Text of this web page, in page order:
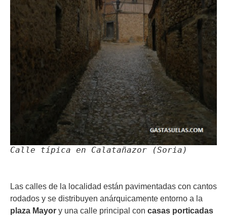
Calle típica en Calatañazor (Soria)
Las calles de la localidad están pavimentadas con cantos
rodados y se distribuyen anárquicamente entorno a la
plaza Mayor y una calle principal con casas porticadas